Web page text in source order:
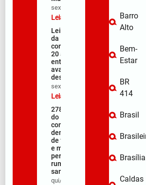
sex/08/2026
Leia mais »
Lei Maria
da Penha
completa
20 anos
entre
avanços e
desafios
sex/08/2026
Leia mais »
278ª Romaria
do Muquém
começa com
demonstração
de fé, emoção
e milhares de
peregrinos
rumo ao
santuário
qui/08/2026
Barro
Alto
Bem-
Estar
BR
414
Brasil
Brasília
Caldas